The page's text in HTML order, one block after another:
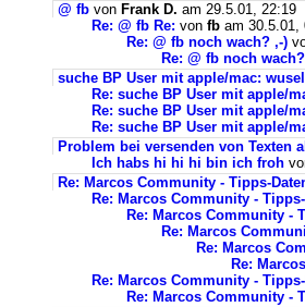
@ fb von Frank D. am 29.5.01, 22:19
Re: @ fb Re: von fb am 30.5.01,
Re: @ fb noch wach? ,-)
Re: @ fb noch
suche BP User mit apple/mac:
Re: suche BP User mit apple/
Re: suche BP User mit apple/
Re: suche BP User mit apple/
Problem bei versenden von Texten
Ich habs hi hi hi bin ich froh
Re: Marcos Community - Tipps-
Re: Marcos Community -
Re: Marcos Community -
Re: Marcos
Re: Marcos
Re:
Re: Marcos Community -
Re: Marcos Community -